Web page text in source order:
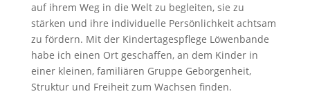
auf ihrem Weg in die Welt zu begleiten, sie zu
stärken und ihre individuelle Persönlichkeit achtsam
zu fördern. Mit der Kindertagespflege Löwenbande
habe ich einen Ort geschaffen, an dem Kinder in
einer kleinen, familiären Gruppe Geborgenheit,
Struktur und Freiheit zum Wachsen finden.